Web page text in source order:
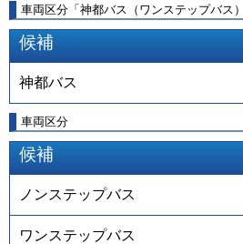
車両区分「神都バス（ワンステップバス
候補
神都バス
車両区分
候補
ノンステップバス
ワンステップバス